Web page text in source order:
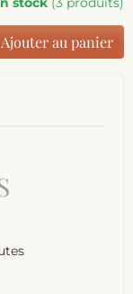
Ajouter au panier